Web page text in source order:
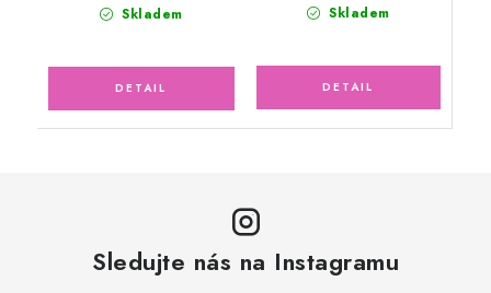
Skladem Skladem
Sledujte nás na Instagramu